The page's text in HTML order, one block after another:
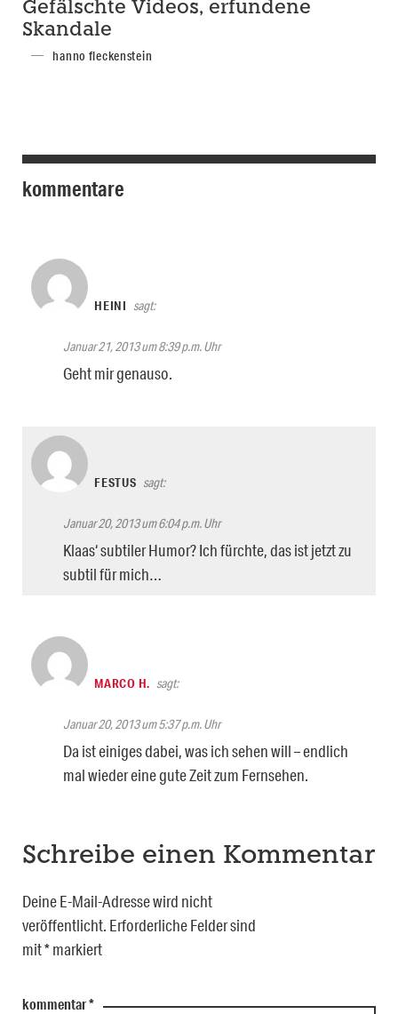
Gefälschte Videos, erfundene
Skandale
hanno fleckenstein
kommentare
HEINI sagt:
Januar 21, 2013 um 8:39 p.m. Uhr
Geht mir genauso.
FESTUS sagt:
Januar 20, 2013 um 6:04 p.m. Uhr
Klaas‘ subtiler Humor? Ich fürchte, das ist jetzt zu
subtil für mich…
MARCO H. sagt:
Januar 20, 2013 um 5:37 p.m. Uhr
Da ist einiges dabei, was ich sehen will – endlich
mal wieder eine gute Zeit zum Fernsehen.
Schreibe einen Kommentar
Deine E-Mail-Adresse wird nicht
veröffentlicht. Erforderliche Felder sind
mit*markiert
kommentar*